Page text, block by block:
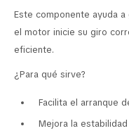
Este componente ayuda
el motor inicie su giro
eficiente.
¿Para qué sirve?
Facilita el arranque
Mejora la